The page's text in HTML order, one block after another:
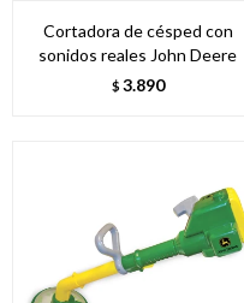
Cortadora de césped con
sonidos reales John Deere
$ 3.890